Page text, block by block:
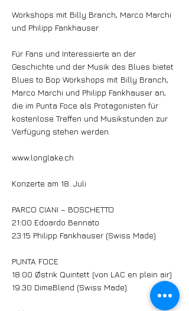
Workshops mit Billy Branch, Marco Marchi
und Philipp Fankhauser
Für Fans und Interessierte an der
Geschichte und der Musik des Blues bietet
Blues to Bop Workshops mit Billy Branch,
Marco Marchi und Philipp Fankhauser an,
die im Punta Foce als Protagonisten für
kostenlose Treffen und Musikstunden zur
Verfügung stehen werden.
www.longlake.ch
Konzerte am 18. Juli
PARCO CIANI – BOSCHETTO
21:00 Edoardo Bennato
23:15 Philipp Fankhauser (Swiss Made)
PUNTA FOCE
18:00 Østrik Quintett (von LAC en plein air)
19:30 DimeBlend (Swiss Made)